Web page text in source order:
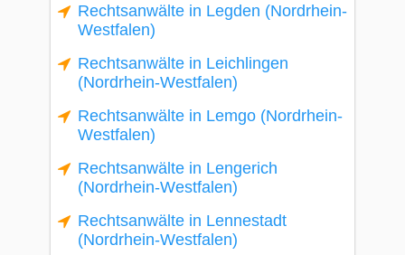
Rechtsanwälte in Legden (Nordrhein-
Westfalen)
Rechtsanwälte in Leichlingen
(Nordrhein-Westfalen)
Rechtsanwälte in Lemgo (Nordrhein-
Westfalen)
Rechtsanwälte in Lengerich
(Nordrhein-Westfalen)
Rechtsanwälte in Lennestadt
(Nordrhein-Westfalen)